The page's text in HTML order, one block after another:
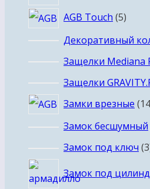
AGB Touch 55
Декоративный
Защелки Mediana
Защелки
Замки врезные 14
Замок бесшумный
Замок под ключ 3
Замок под